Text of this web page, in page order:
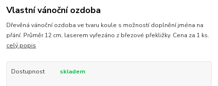
Vlastní vánoční ozdoba
Dřevěná vánoční ozdoba ve tvaru koule s možností doplnění jména na
přání. Průměr 12 cm, laserem vyřezáno z březové překližky. Cena za 1 ks.
celý popis
Dostupnost skladem